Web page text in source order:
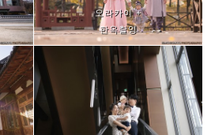
오라카이 +
한옥촬영